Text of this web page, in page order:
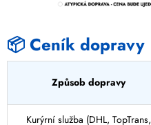
📦 Ceník dopravy
Způsob dopravy
Kurýrní služba (DHL, TopTrans,